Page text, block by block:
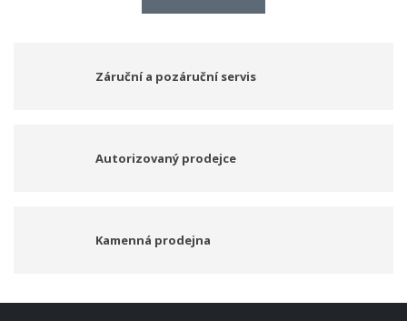
Záruční a pozáruční servis
Autorizovaný prodejce
Kamenná prodejna